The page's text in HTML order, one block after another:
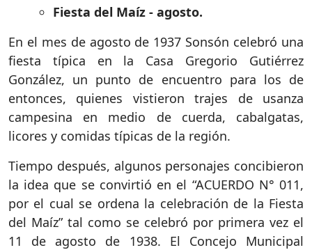
Fiesta del Maíz - agosto.
En el mes de agosto de 1937 Sonsón celebró una
fiesta típica en la Casa Gregorio Gutiérrez
González, un punto de encuentro para los de
entonces, quienes vistieron trajes de usanza
campesina en medio de cuerda, cabalgatas,
licores y comidas típicas de la región.
Tiempo después, algunos personajes concibieron
la idea que se convirtió en el “ACUERDO N° 011,
por el cual se ordena la celebración de la Fiesta
del Maíz” tal como se celebró por primera vez el
11 de agosto de 1938. El Concejo Municipal